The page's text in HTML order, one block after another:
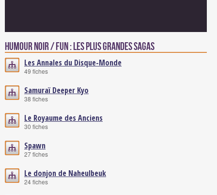
Humour noir / Fun : Les plus grandes sagas
Les Annales du Disque-Monde
49 fiches
Samuraï Deeper Kyo
38 fiches
Le Royaume des Anciens
30 fiches
Spawn
27 fiches
Le donjon de Naheulbeuk
24 fiches